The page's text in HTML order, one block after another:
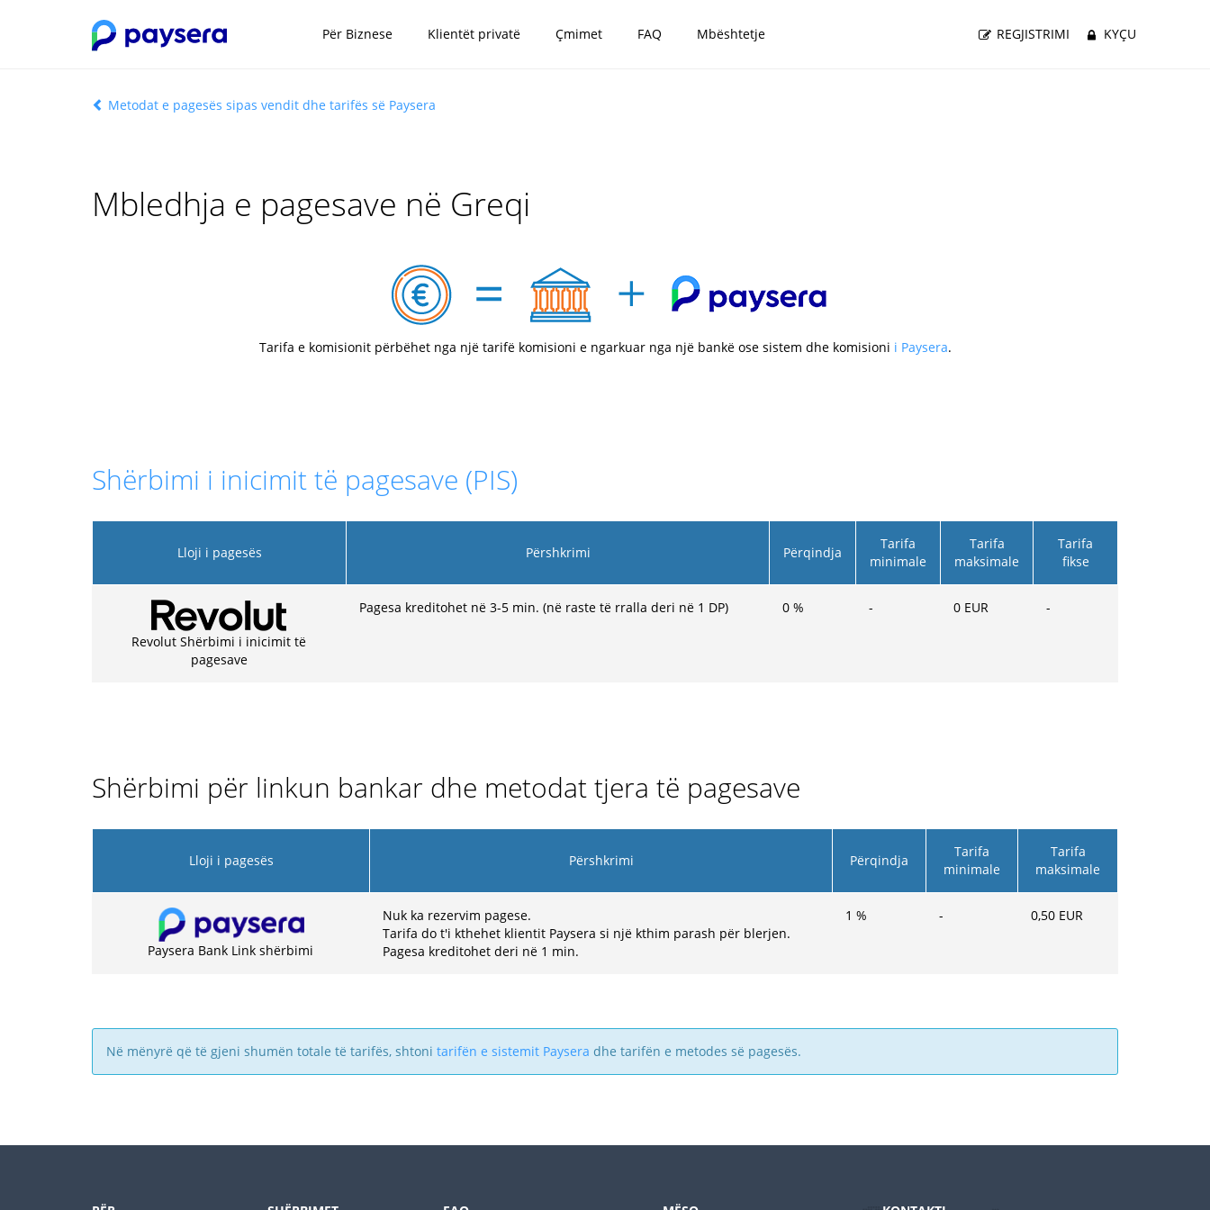
Për Biznese Klientët privatë Çmimet FAQ Mbështetje REGJISTRIMI KYÇU
Metodat e pagesës sipas vendit dhe tarifës së Paysera
Mbledhja e pagesave në Greqi
Tarifa e komisionit përbëhet nga një tarifë komisioni e ngarkuar nga një bankë ose sistem dhe komisioni i Paysera.
Shërbimi i inicimit të pagesave (PIS)
Lloji i pagesës Përshkrimi Përqindja
Tarifa
minimale
Tarifa
maksimale
Tarifa
fikse
Revolut Shërbimi i inicimit të
pagesave
Pagesa kreditohet në 3-5 min. (në raste të rralla deri në 1 DP) 0 % - 0 EUR -
Shërbimi për linkun bankar dhe metodat tjera të pagesave
Lloji i pagesës Përshkrimi Përqindja
Tarifa
minimale
Tarifa
maksimale
Paysera Bank Link shërbimi
Nuk ka rezervim pagese.
Tarifa do t'i kthehet klientit Paysera si një kthim parash për blerjen.
Pagesa kreditohet deri në 1 min.
1 % - 0,50 EUR
Në mënyrë që të gjeni shumën totale të tarifës, shtoni tarifën e sistemit Paysera dhe tarifën e metodes së pagesës.